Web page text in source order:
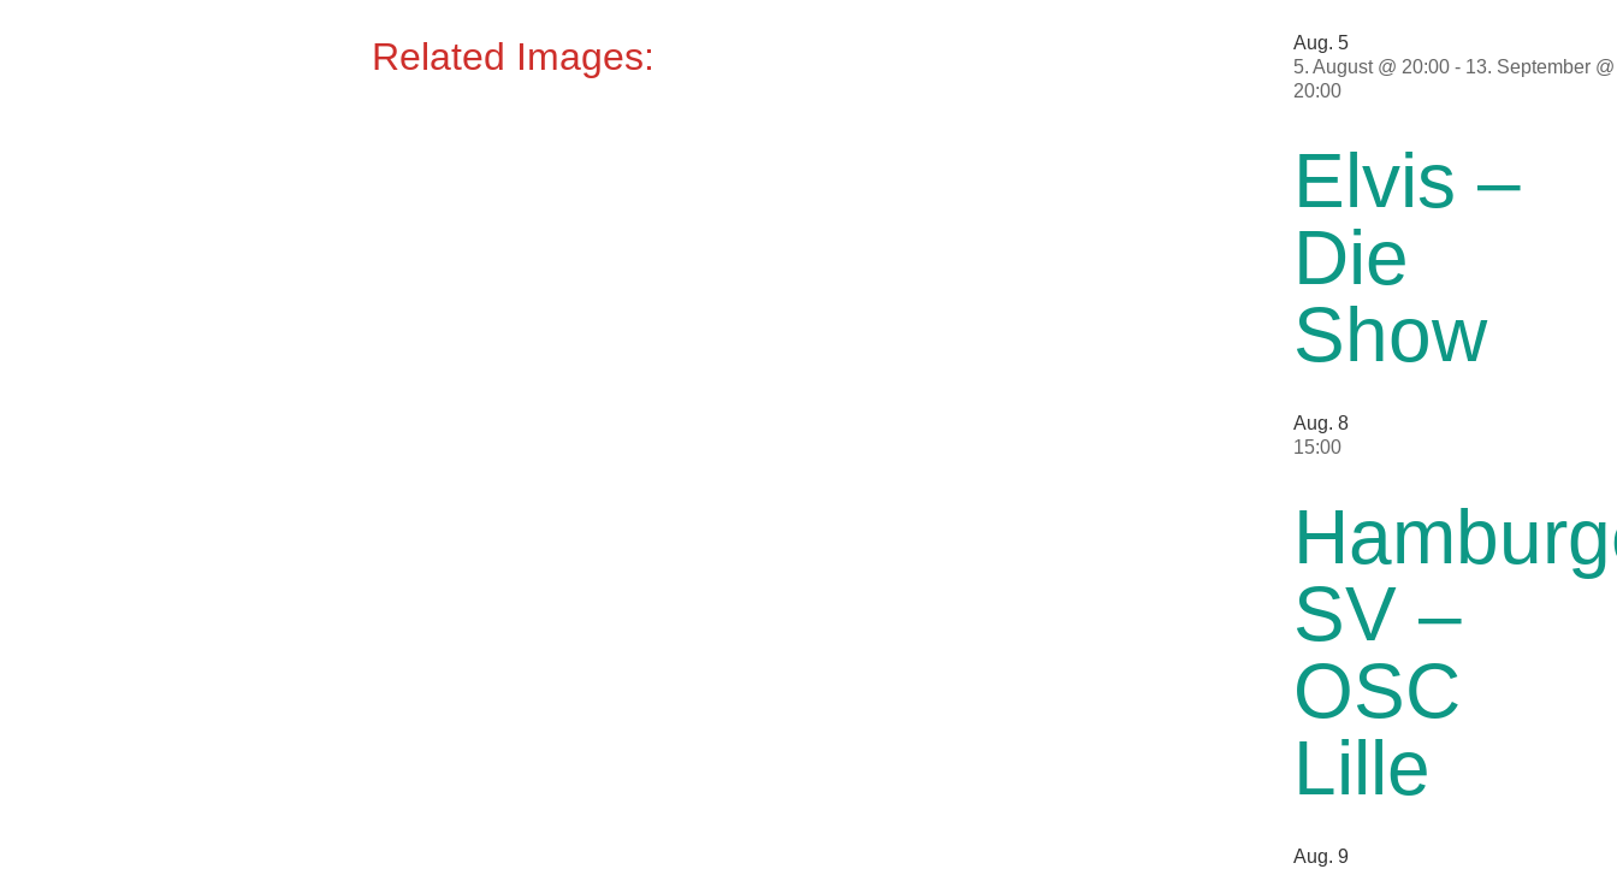
Related Images: Aug.5
5. August @ 20:00 - 13. September @
20:00
Elvis –
Die
Show
Aug.8
15:00
SV –
OSC
Lille
Aug.9